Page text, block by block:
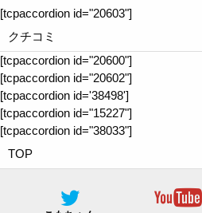
[tcpaccordion id="20603"]
クチコミ
[tcpaccordion id="20600"]
[tcpaccordion id="20602"]
[tcpaccordion id='38498']
[tcpaccordion id="15227"]
[tcpaccordion id="38033"]
TOP